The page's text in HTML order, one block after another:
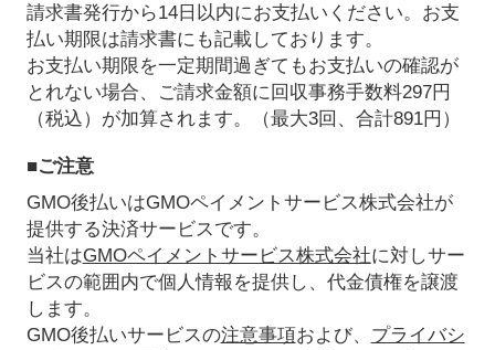
請求書発行から14日以内にお支払いください。お支
払い期限は請求書にも記載しております。
お支払い期限を一定期間過ぎてもお支払いの確認が
とれない場合、ご請求金額に回収事務手数料297円
（税込）が加算されます。（最大3回、合計891円）
■ご注意
GMO後払いはGMOペイメントサービス株式会社が
提供する決済サービスです。
当社はGMOペイメントサービス株式会社に対しサー
ビスの範囲内で個人情報を提供し、代金債権を譲渡
します。
GMO後払いサービスの注意事項および、 プライバシ